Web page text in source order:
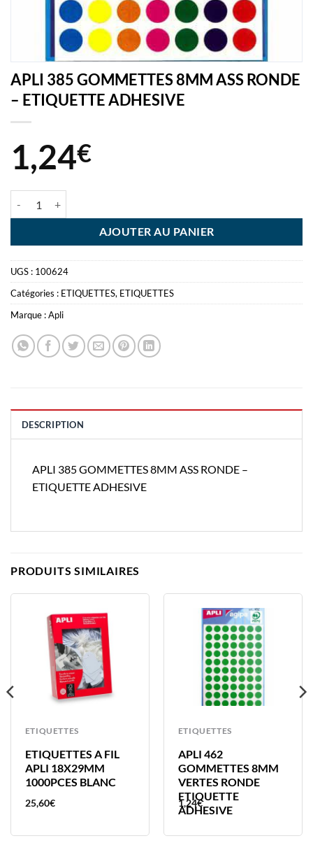
APLI 385 GOMMETTES 8MM ASS RONDE
– ETIQUETTE ADHESIVE
1,24€
AJOUTER AU PANIER
UGS : 100624
Catégories : ETIQUETTES, ETIQUETTES
Marque :Apli
DESCRIPTION
APLI 385 GOMMETTES 8MM ASS RONDE –
ETIQUETTE ADHESIVE
PRODUITS SIMILAIRES
ETIQUETTES
ETIQUETTES A FIL
APLI 18X29MM
1000PCES BLANC
25,60€
ETIQUETTES
APLI 462
GOMMETTES 8MM
VERTES RONDE
ETIQUETTE
ADHESIVE
1,24€